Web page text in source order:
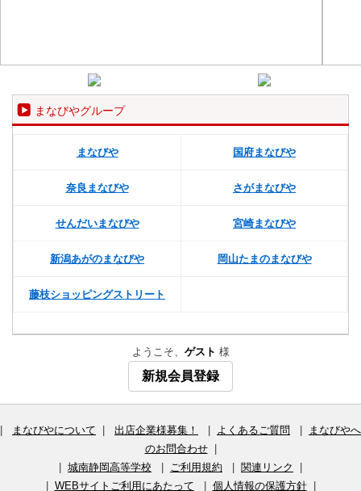
まなびやグループ
まなびや 国府まなびや
奈良まなびや さがまなびや
せんだいまなびや 宮崎まなびや
新潟あがのまなびや 岡山たまのまなびや
藤枝ショッピングストリート
ようこそ、 ゲスト 様
新規会員登録
まなびやについて 出店企業様募集！ よくあるご質問
まなびやへ
のお問合わせ|
城南静岡高等学校 ご利用規約 関連リンク
WEBサイトご利用にあたって 個人情報の保護方針|